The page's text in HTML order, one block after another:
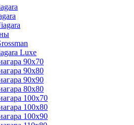
Luxe
90x70
90x80
90x90
80x80
100x70
100x80
100x90